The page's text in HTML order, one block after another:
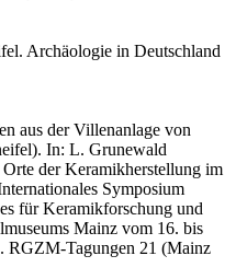
Archäologie in Deutschland
aus der Villenanlage von
In: L. Grunewald
der Keramikherstellung im
Symposium
für Keramikforschung und
Mainz vom 16. bis
RGZM-Tagungen 21 (Mainz